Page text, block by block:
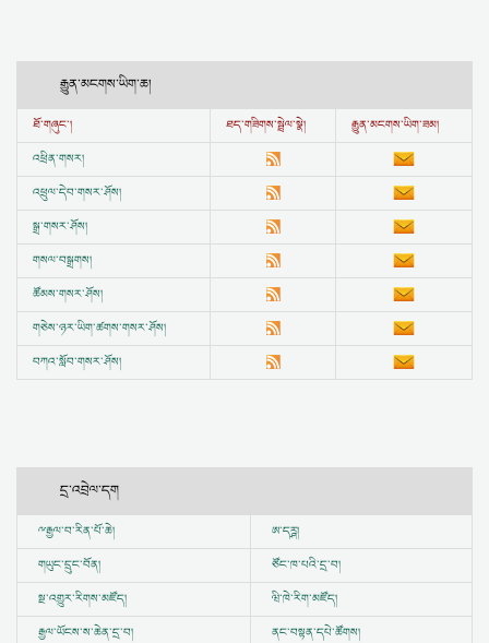
རྒྱུན་མངགས་ཡིག་ཆ།
ཐོ་གཞུང་། ཐད་གཟིགས་སྦྲེལ་སྣེ།
རྒྱུན་མངགས་ཡིག་ཟམ།
འཕྲིན་གསར།
འཕྲུལ་དེབ་གསར་ཤོས།
སྒྲ་གསར་ཤོས།
གསལ་བསྒྲགས།
ཚོམས་གསར་ཤོས།
གཅེས་ཉར་ཡིག་ཚགས་གསར་ཤོས།
བཀའ་སློབ་གསར་ཤོས།
དྲ་འབྲེལ་དག
ྋརྒྱལ་བ་རིན་པོ་ཆེ།
ཨ་དཪྴ།
གཡུང་དྲུང་བོན།
ཙོང་ཁ་པའི་དྲ་བ།
སྔ་འགྱུར་རིགས་མཛོད།
ཝི་ཁེ་རིག་མཛོད།
རྒྱལ་ཡོངས་ས་ཆེན་དྲ་བ།
ནང་བསྟན་དཔེ་ཚོགས།